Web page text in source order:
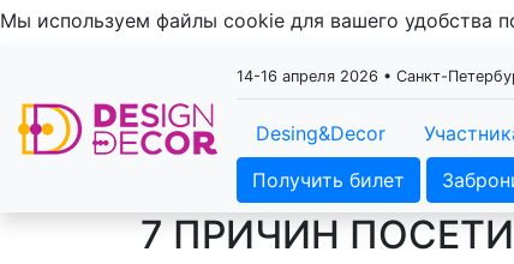
Мы используем файлы cookie для вашего удобства
14-16 апреля 2026 • Санкт-
Desing&Decor
Получить билет
7 ПРИЧИН